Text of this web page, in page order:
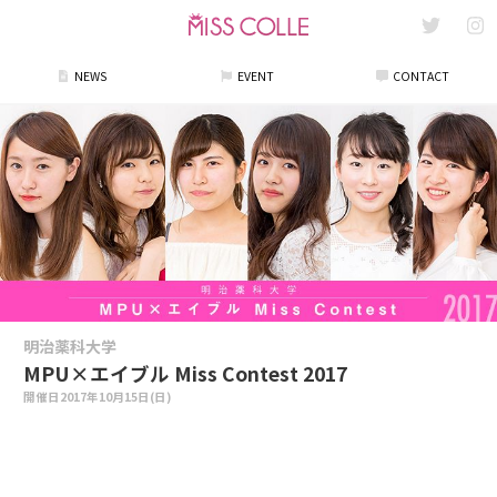
NEWS EVENT CONTACT
明治薬科大学
MPU×エイブル Miss Contest 2017
開催日 2017年10月15日(日)